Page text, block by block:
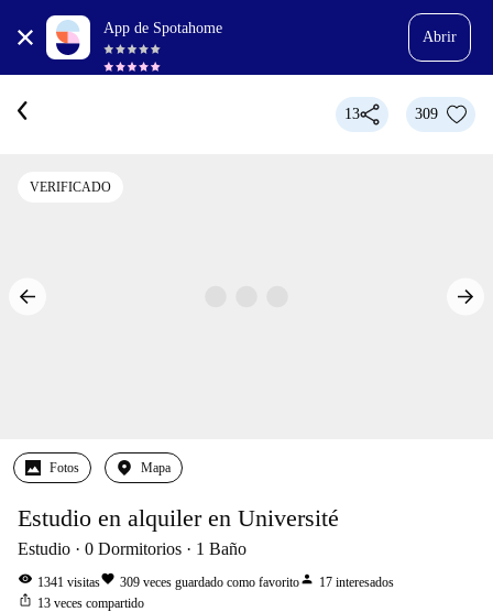
App de Spotahome
Abrir
13 309
VERIFICADO
Fotos Mapa
Estudio en alquiler en Université
Estudio 0 Dormitorios 1 Baño
visibility 1341 visitasfavorite 309 veces guardado como favoritoperson 17 interesados
ios_share 13 veces compartido